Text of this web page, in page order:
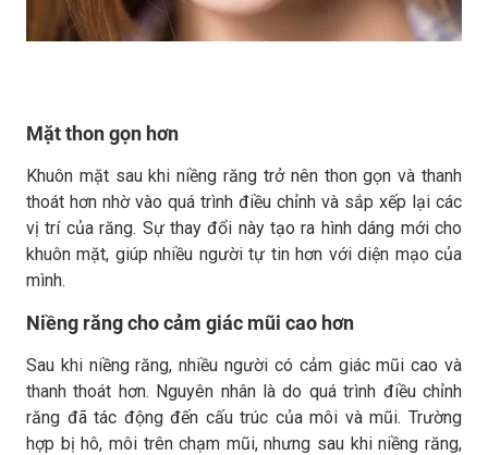
Mặt thon gọn hơn
Khuôn mặt sau khi niềng răng trở nên thon gọn và thanh
thoát hơn nhờ vào quá trình điều chỉnh và sắp xếp lại các
vị trí của răng. Sự thay đổi này tạo ra hình dáng mới cho
khuôn mặt, giúp nhiều người tự tin hơn với diện mạo của
mình.
Niềng răng cho cảm giác mũi cao hơn
Sau khi niềng răng, nhiều người có cảm giác mũi cao và
thanh thoát hơn. Nguyên nhân là do quá trình điều chỉnh
răng đã tác động đến cấu trúc của môi và mũi. Trường
hợp bị hô, môi trên chạm mũi, nhưng sau khi niềng răng,